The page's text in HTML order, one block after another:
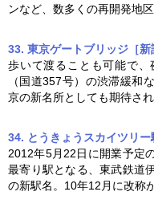
ンなど、数多くの再開発地
33. 東京ゲートブリッジ［新
歩いて渡ることも可能で
（国道357号）の渋滞緩和
京の新名所としても期待され
34. とうきょうスカイツリー
2012年5月22日に開業予定
最寄り駅となる、東武鉄道
の新駅名。10年12月に改称